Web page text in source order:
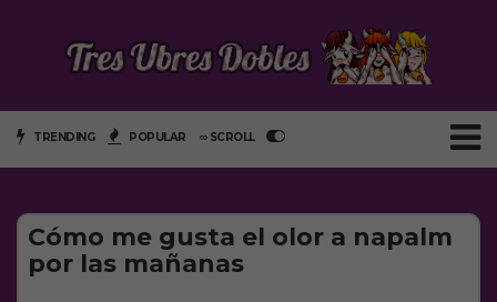
TRENDING POPULAR ∞ SCROLL
Cómo me gusta el olor a napalm
por las mañanas